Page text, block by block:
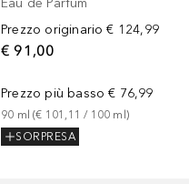
Eau de Parfum
Prezzo originario € 124,99
€ 91,00
Prezzo più basso € 76,99
90 ml (€ 101,11 / 100 ml )
SORPRESA